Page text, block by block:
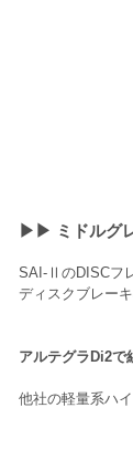
▶︎▶︎ ミドルグ
SAI-ⅡのDISCフ
ディスクブレー
アルテグラDi2で
他社の軽量系ハ